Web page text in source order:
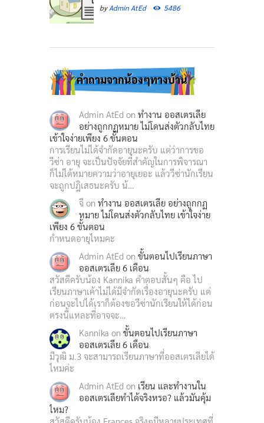
byAdmin AtEd 5486
คำถามจากน้องๆทางบ้าน
Admin AtEd on ทำงาน ออสเตรเลีย
อย่างถูกกฏหมาย ไม่โดนส่งตัวกลับไทย
เข้าใจง่ายเพียง 6 ขั้นตอน
การเรียนไม่ได้จำกัดอายุนะครับ แต่ว่าการขอ
วีซ่า อายุ จะเป็นปัจจัยที่สำคัญในการพิจารณา
ก็ไม่ได้หมายความว่าอายุเยอะ แล้ววีซ่านักเรียน
จะถูกปฎิเสธนะครับ น้…
จี on ทำงาน ออสเตรเลีย อย่างถูกกฏ
หมาย ไม่โดนส่งตัวกลับไทย เข้าใจง่าย
เพียง 6 ขั้นตอน
กำหนดอายุไหมคะ
Admin AtEd on ขั้นตอนไปเรียนภาษา
ออสเตรเลีย 6 เดือน
สวัสดีครับน้อง Kannika คำตอบสั้นๆ คือ ไป
เรียนภาษาเค้าไม่ได้มีจำกัดเรื่องอายุนะครับ แต่
ก่อนจะไปได้เราก็ต้องขอวีซ่านักเรียนให้ได้ก่อน
ตรงนี้แหละที่อาจจะ…
Kannika on ขั้นตอนไปเรียนภาษา
ออสเตรเลีย 6 เดือน
มีวุฒิ ม.3 จะสามารถเรียนภาษาที่ออสเตรเลียได้
ไหมค่ะ
Admin AtEd on เรียน และทำงานใน
ออสเตรเลียทำได้จริงหรอ? แล้วมันคุ้ม
ไหม?